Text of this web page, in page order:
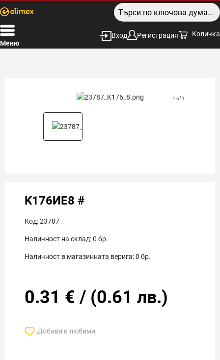
Меню
Вход Регистрация Количка
1 of 1
K176ИЕ8 #
Код:23787
Наличност на склад:0 бр.
Наличност в магазинната верига:0 бр.
0.31 € / (0.61 лв.)
Добави в любими